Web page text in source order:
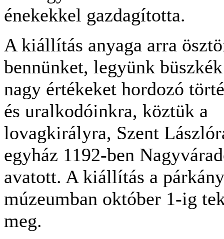
énekekkel gazdagította.
A kiállítás anyaga arra
bennünket, legyünk
nagy értékeket hordozó
és uralkodóinkra, köztük a
lovagkirályra, Szent
egyház 1192-ben
avatott. A kiállítás a
múzeumban október 1-ig
meg.